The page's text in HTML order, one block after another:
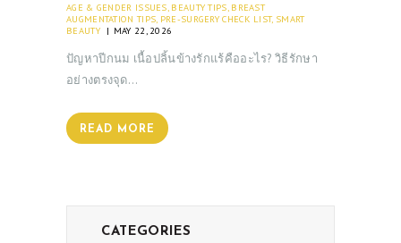
AGE & GENDER ISSUES, BEAUTY TIPS, BREAST
AUGMENTATION TIPS, PRE-SURGERY CHECK LIST, SMART
BEAUTY
MAY 22, 2026
ปัญหาปีกนม เนื้อปลิ้นข้างรักแร้คืออะไร? วิธีรักษา
อย่างตรงจุด…
READ MORE
CATEGORIES